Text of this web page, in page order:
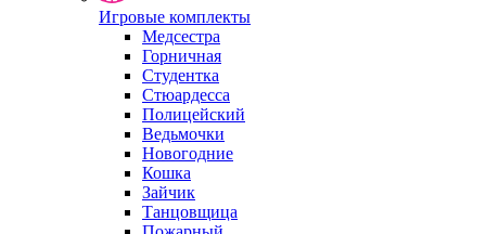
Игровые комплекты
Медсестра
Горничная
Студентка
Стюардесса
Полицейский
Ведьмочки
Новогодние
Кошка
Зайчик
Танцовщица